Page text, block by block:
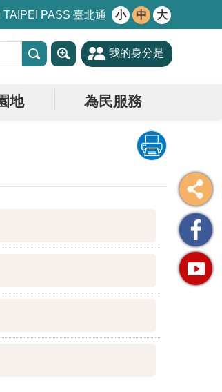
TAIPEI PASS 臺北通 小 中 大
我的身分是
地 為民服務